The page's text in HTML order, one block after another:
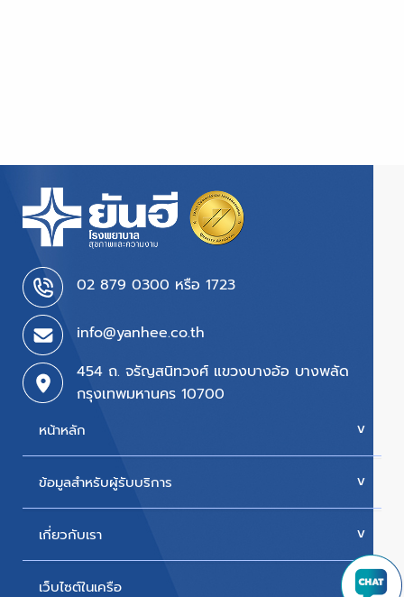
02 879 0300 หรือ 1723
info@yanhee.co.th
454 ถ. จรัญสนิทวงศ์ แขวงบางอ้อ บางพลัด
กรุงเทพมหานคร 10700
หน้าหลัก
บริการของเรา
ข้อมูลสำหรับผู้รับบริการ
นัดหมายแพทย์
เกี่ยวกับเรา
ประวัติโรงพยาบาล
เว็บไซต์ในเครือ